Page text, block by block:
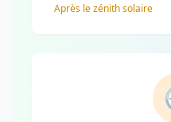
Après le zénith solaire